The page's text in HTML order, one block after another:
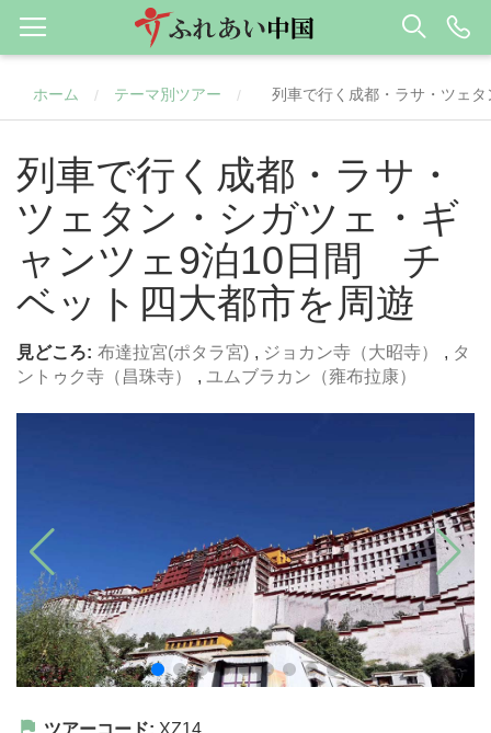
ホーム / テーマ別ツアー / 列車で行く成都・ラサ・ツェ
列車で行く成都・ラサ・
ツェタン・シガツェ・ギ
ャンツェ9泊10日間 チ
ベット四大都市を周遊
見どころ: 布達拉宮(ポタラ宮) , ジョカン寺（大昭寺） , タ
ントゥク寺（昌珠寺）
, ユムブラカン（雍布拉康）
ツアーコード: XZ14